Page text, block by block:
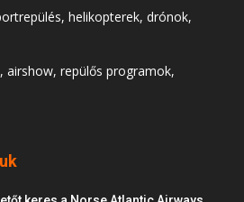
helikopterek, drónok,
airshow, repülős programok,